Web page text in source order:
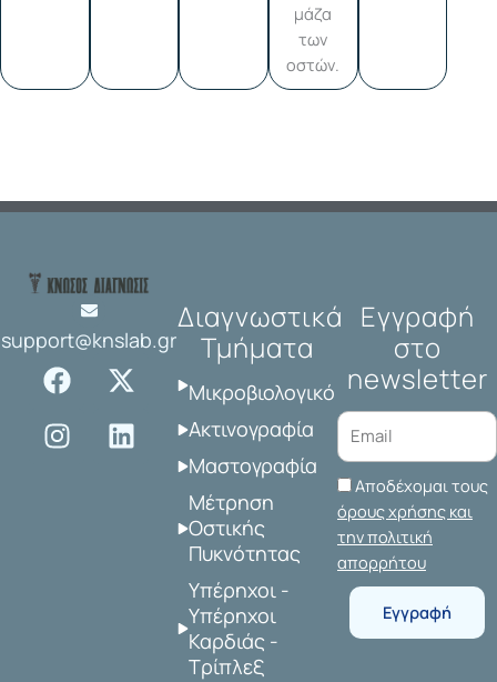
μάζα
των
οστών.
support@knslab.gr
F
a
c
e
X
-
t
w
I
n
s
t
L
i
n
k
Διαγνωστικά
Τμήματα
Μικροβιολογικό
Ακτινογραφία
Μαστογραφία
Μέτρηση
Οστικής
Πυκνότητας
Υπέρηχοι -
Υπέρηχοι
Καρδιάς -
Τρίπλεξ
Εγγραφή
στο
newsletter
Αποδέχομαι τους
όρους χρήσης και
την πολιτική
απορρήτου
Εγγραφή